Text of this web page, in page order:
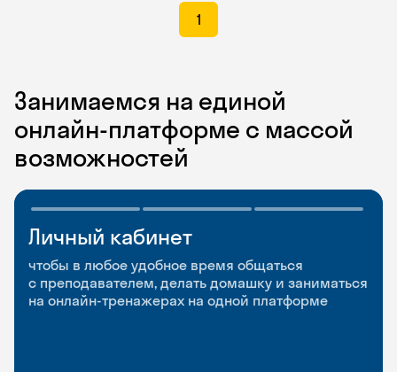
1
Занимаемся на единой
онлайн-платформе с массой
возможностей
Личный кабинет
чтобы в любое удобное время общаться
с преподавателем, делать домашку и заниматься
на онлайн-тренажерах на одной платформе
Мобильное
приложение
чтобы заниматься и изучать новые слова где
и когда удобно
Разговорные клубы
и Talks
Групповые занятия для разговорной практики
и индивидуальные встречи с преподавателями